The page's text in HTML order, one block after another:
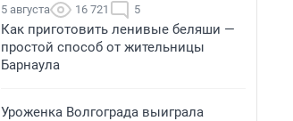
5 августа 16 721 5
Как приготовить ленивые беляши —
простой способ от жительницы
Барнаула
Уроженка Волгограда выиграла